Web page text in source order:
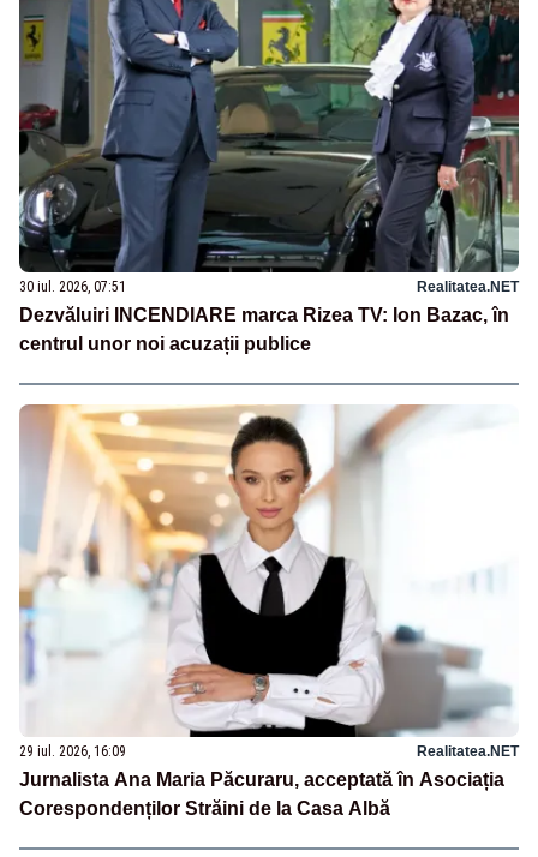
30 iul. 2026, 07:51 Realitatea.NET
Dezvăluiri INCENDIARE marca Rizea TV: Ion Bazac, în
centrul unor noi acuzații publice
29 iul. 2026, 16:09 Realitatea.NET
Jurnalista Ana Maria Păcuraru, acceptată în Asociația
Corespondenților Străini de la Casa Albă